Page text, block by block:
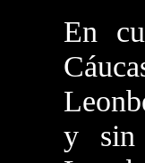
En
y sin